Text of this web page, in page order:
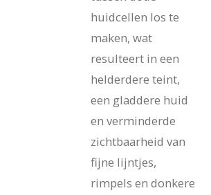
huidcellen los te
maken, wat
resulteert in een
helderdere teint,
een gladdere huid
en verminderde
zichtbaarheid van
fijne lijntjes,
rimpels en donkere